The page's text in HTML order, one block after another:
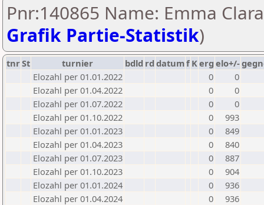
Pnr:140865 Name: Emma
Grafik Partie-Statistik)
tnrSt turnier bdld rd datumf Kerg elo+/-
Elozahl per 01.01.2022
0
0
Elozahl per 01.04.2022
0
0
Elozahl per 01.07.2022
0
0
Elozahl per 01.10.2022
0
993
Elozahl per 01.01.2023
0
849
Elozahl per 01.04.2023
0
840
Elozahl per 01.07.2023
0
887
Elozahl per 01.10.2023
0
904
Elozahl per 01.01.2024
0
936
Elozahl per 01.04.2024
0
936